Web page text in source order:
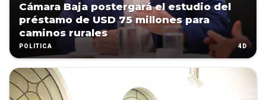
Cámara Baja postergará el estudio del
préstamo de USD 75 millones para
caminos rurales
POLÍTICA 4D